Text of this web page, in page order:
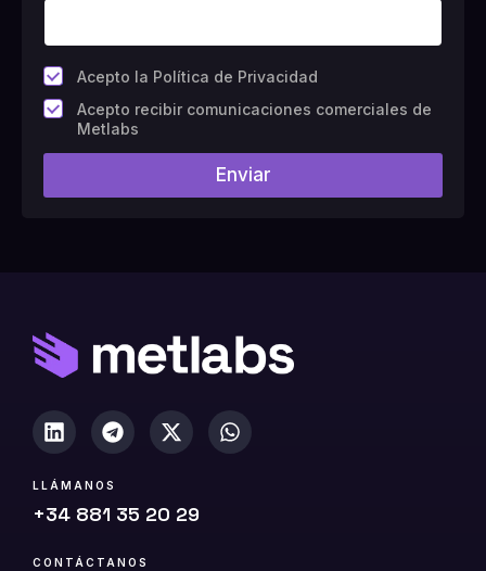
*
Acepto la Política de Privacidad
C
a
p
#
a
)
Acepto recibir comunicaciones comerciales de
Metlabs
Enviar
LLÁMANOS
+34 881 35 20 29
CONTÁCTANOS